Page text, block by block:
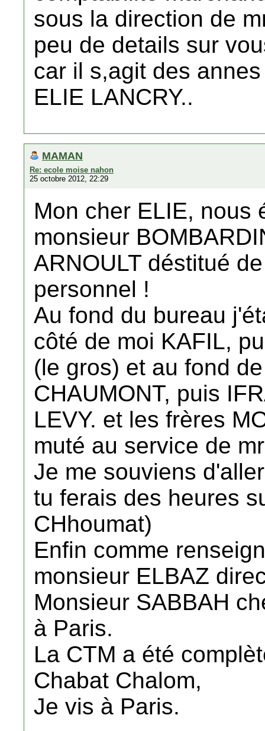
sous la direction de
peu de details sur
car il s,agit des
ELIE LANCRY..
MAMAN
Re: ecole moise nahon
25 octobre 2012, 22:29
Mon cher ELIE, nous
monsieur
ARNOULT déstitué
personnel !
Au fond du bureau
côté de moi KAFIL,
(le gros) et au fond
CHAUMONT, puis
LEVY. et les frères
muté au service de
Je me souviens
tu ferais des heures
CHhoumat)
Enfin comme
monsieur ELBAZ
Monsieur SABBAH
à Paris.
La CTM a été
Chabat Chalom,
Je vis à Paris.